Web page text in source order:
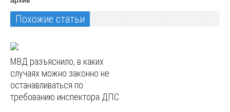
Похожие статьи
МВД разъяснило, в каких
случаях можно законно не
останавливаться по
требованию инспектора ДПС